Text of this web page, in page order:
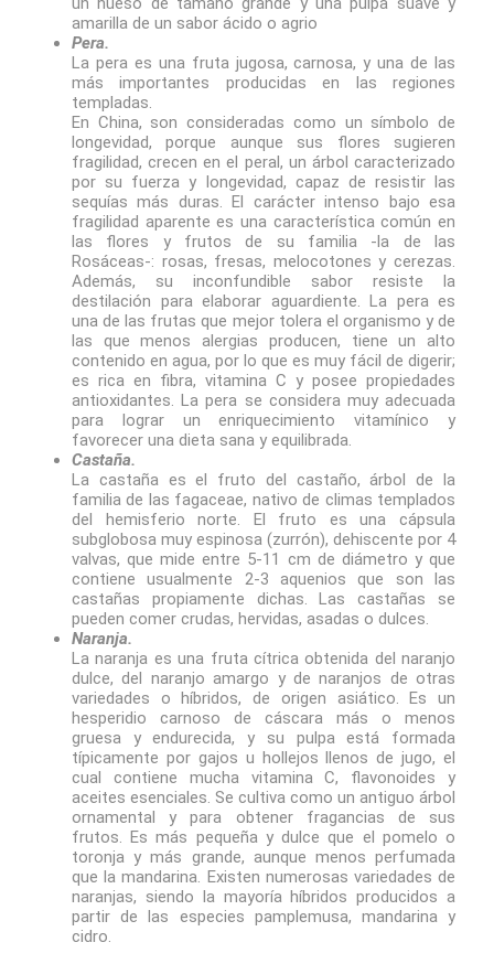
amarilla de un sabor ácido o agrio
Pera.
La pera es una fruta jugosa, carnosa, y una de las
más importantes producidas en las regiones
templadas.
En China, son consideradas como un símbolo de
longevidad, porque aunque sus flores sugieren
fragilidad, crecen en el peral, un árbol caracterizado
por su fuerza y longevidad, capaz de resistir las
sequías más duras. El carácter intenso bajo esa
fragilidad aparente es una característica común en
las flores y frutos de su familia -la de las
Rosáceas-: rosas, fresas, melocotones y cerezas.
Además, su inconfundible sabor resiste la
destilación para elaborar aguardiente. La pera es
una de las frutas que mejor tolera el organismo y de
las que menos alergias producen, tiene un alto
contenido en agua, por lo que es muy fácil de digerir;
es rica en fibra, vitamina C y posee propiedades
antioxidantes. ​La pera se considera muy adecuada
para lograr un enriquecimiento vitamínico y
favorecer una dieta sana y equilibrada.
Castaña.
La castaña es el fruto del castaño, árbol de la
familia de las fagaceae, nativo de climas templados
del hemisferio norte. El fruto es una cápsula
subglobosa muy espinosa (zurrón), dehiscente por 4
valvas, que mide entre 5-11 cm de diámetro y que
contiene usualmente 2-3 aquenios que son las
castañas propiamente dichas. Las castañas se
pueden comer crudas, hervidas, asadas o dulces.
Naranja.
La naranja es una fruta cítrica obtenida del naranjo
dulce, del naranjo amargo y de naranjos de otras
variedades o híbridos, de origen asiático.​ Es un
hesperidio carnoso de cáscara más o menos
gruesa y endurecida, y su pulpa está formada
típicamente por gajos u hollejos llenos de jugo, el
cual contiene mucha vitamina C, flavonoides y
aceites esenciales. Se cultiva como un antiguo árbol
ornamental y para obtener fragancias de sus
frutos. Es más pequeña y dulce que el pomelo o
toronja y más grande, aunque menos perfumada
que la mandarina. Existen numerosas variedades de
naranjas, siendo la mayoría híbridos producidos a
partir de las especies pamplemusa, mandarina y
cidro.